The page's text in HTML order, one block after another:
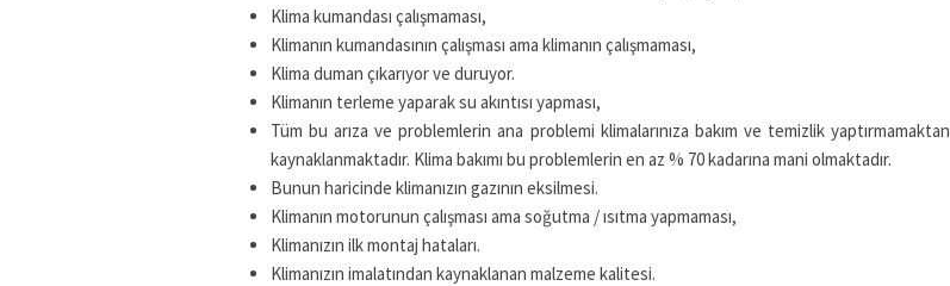
Klima kumandası çalışmaması,
Klimanın kumandasının çalışması ama klimanın çalışmaması,
Klima duman çıkarıyor ve duruyor.
Klimanın terleme yaparak su akıntısı yapması,
Tüm bu arıza ve problemlerin ana problemi klimalarınıza bakım ve temizlik yaptırmamaktan
kaynaklanmaktadır. Klima bakımı bu problemlerin en az % 70 kadarına mani olmaktadır.
Bunun haricinde klimanızın gazının eksilmesi.
Klimanın motorunun çalışması ama soğutma / ısıtma yapmaması,
Klimanızın ilk montaj hataları.
Klimanızın imalatından kaynaklanan malzeme kalitesi.